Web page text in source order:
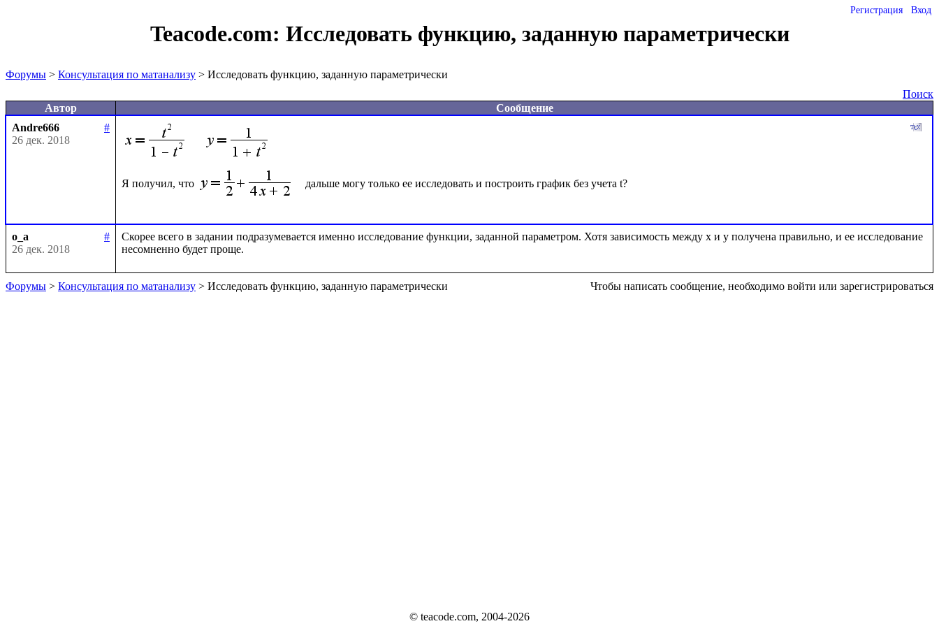
Регистрация Вход
Teacode.com: Исследовать функцию, заданную параметрически
Форумы > Консультация по матанализу > Исследовать функцию, заданную параметрически
Поиск
Автор
Сообщение
Andre666
#
26 дек. 2018
Я получил, что
o_a
#
26 дек. 2018
Скорее всего в задании подразумевается именно исследование функции, заданной параметром. Хотя зависимость между x и y получена правильно, и ее исследование
Форумы > Консультация по матанализу > Исследовать функцию, заданную параметрически Чтобы написать сообщение, необходимо войти или зарегистрироваться
© teacode.com, 2004-2026